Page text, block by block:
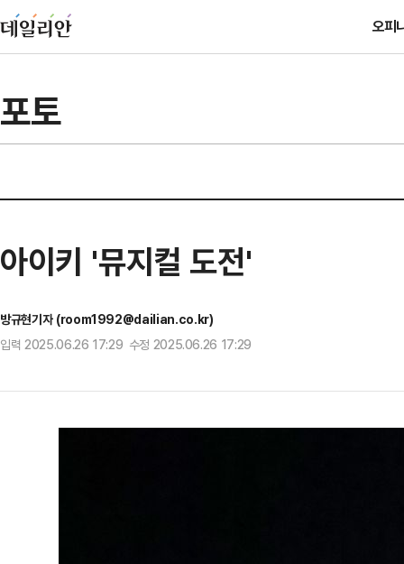
오피
포토
아이키 '뮤지컬 도전'
방규현기자 (room1992@dailian.co.kr)
입력 2025.06.26 17:29 수정 2025.06.26 17:29